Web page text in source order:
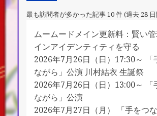
最も訪問者が多かった記事 10 件 (過去 28
ムームードメイン更新料：賢い
インアイデンティティを守る
2026年7月26日（日）17:30～ 「
ながら」公演 川村結衣 生誕祭
2026年7月26日（日）13:00～ 「
ながら」公演
2026年7月27日（月） 「手をつ